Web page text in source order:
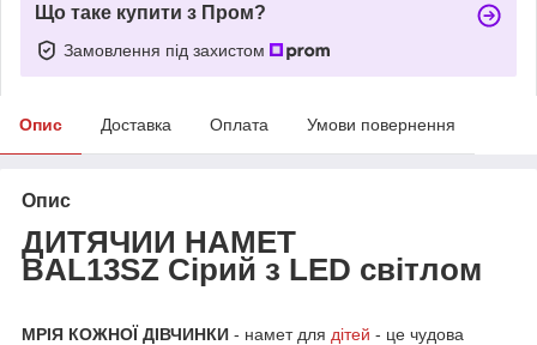
Що таке купити з Пром?
Замовлення під захистом
Опис Доставка Оплата Умови повернення
Опис
ДИТЯЧИЙ НАМЕТ
BAL13SZ Сірий з LED світлом
МРІЯ КОЖНОЇ ДІВЧИНКИ - намет для дітей - це чудова